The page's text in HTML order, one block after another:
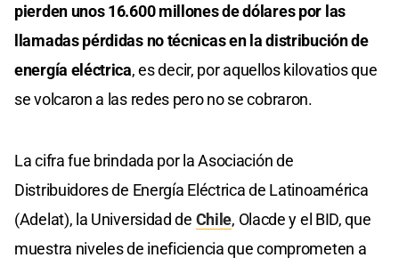
pierden unos 16.600 millones de dólares por las
llamadas pérdidas no técnicas en la distribución de
energía eléctrica, es decir, por aquellos kilovatios que
se volcaron a las redes pero no se cobraron.
La cifra fue brindada por la Asociación de
Distribuidores de Energía Eléctrica de Latinoamérica
(Adelat), la Universidad de Chile, Olacde y el BID, que
muestra niveles de ineficiencia que comprometen a